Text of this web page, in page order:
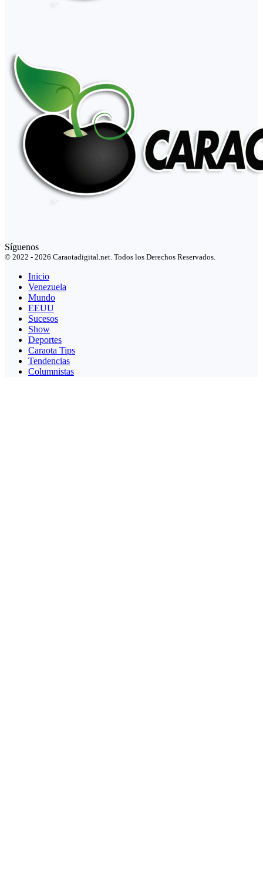
Síguenos
© 2022 - 2026 Caraotadigital.net. Todos los Derechos Reservados.
Inicio
Venezuela
Mundo
EEUU
Sucesos
Show
Deportes
Caraota Tips
Tendencias
Columnistas